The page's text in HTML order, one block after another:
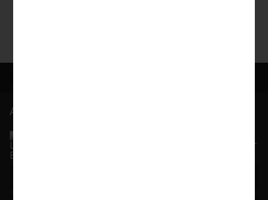
At your service
Can be reached by phone, Monday to Friday, 8 a. m. –